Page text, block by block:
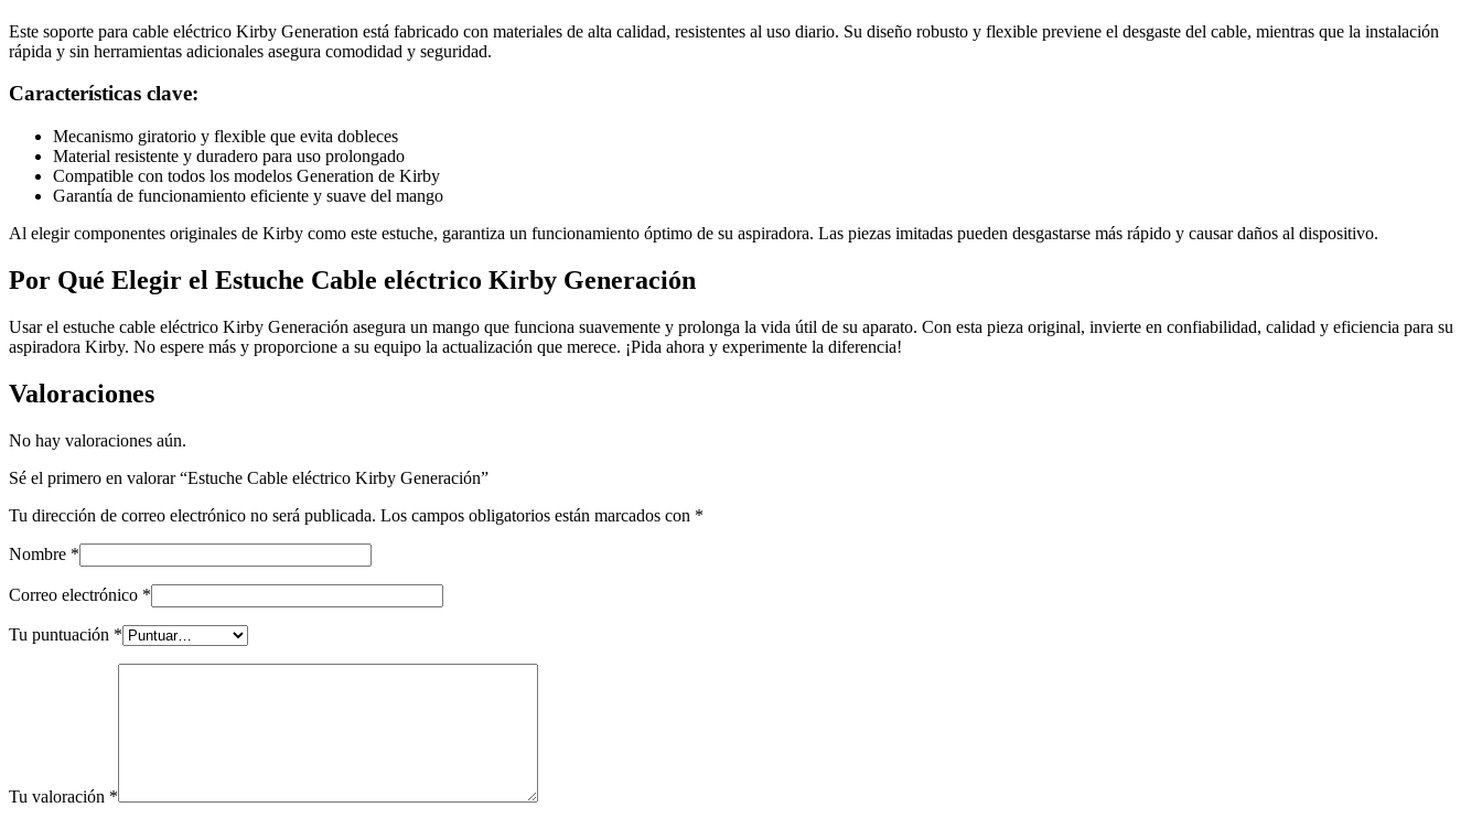
Este soporte para cable eléctrico Kirby Generation está fabricado con materiales de alta calidad, resistentes al uso diario. Su diseño robusto y flexible previene el desgaste del cable, mientras que la instalación
rápida y sin herramientas adicionales asegura comodidad y seguridad.
Características clave:
Mecanismo giratorio y flexible que evita dobleces
Material resistente y duradero para uso prolongado
Compatible con todos los modelos Generation de Kirby
Garantía de funcionamiento eficiente y suave del mango
Al elegir componentes originales de Kirby como este estuche, garantiza un funcionamiento óptimo de su aspiradora. Las piezas imitadas pueden desgastarse más rápido y causar daños al dispositivo.
Por Qué Elegir el Estuche Cable eléctrico Kirby Generación
Usar el estuche cable eléctrico Kirby Generación asegura un mango que funciona suavemente y prolonga la vida útil de su aparato. Con esta pieza original, invierte en confiabilidad, calidad y eficiencia para su
aspiradora Kirby. No espere más y proporcione a su equipo la actualización que merece. ¡Pida ahora y experimente la diferencia!
Valoraciones
No hay valoraciones aún.
Sé el primero en valorar “Estuche Cable eléctrico Kirby Generación”
Tu dirección de correo electrónico no será publicada. Los campos obligatorios están marcados con *
Nombre *
Correo electrónico *
Tu puntuación *
Tu valoración *